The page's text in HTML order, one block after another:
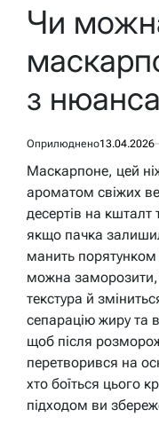
Чи
з
Оприлюднено13.04.2026
Маскарпоне, цей
ароматом свіжих
десертів на кшталт
якщо пачка
манить
можна заморозити,
текстура й
сепарацію жиру та
щоб після
перетворився на
хто боїться цього
підходом ви